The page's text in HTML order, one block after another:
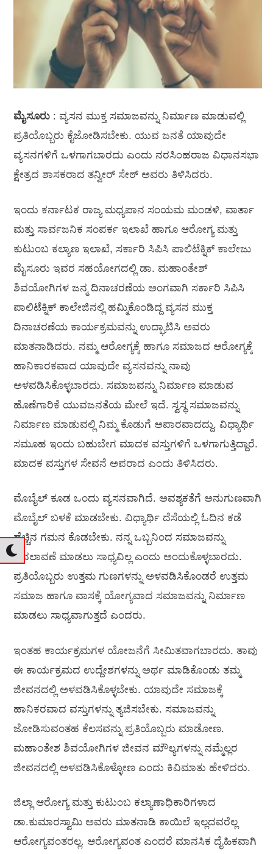
ಮೈಸೂರು : ವ್ಯಸನ ಮುಕ್ತ ಸಮಾಜವನ್ನು ನಿರ್ಮಾಣ ಮಾಡುವಲ್ಲಿ
ಪ್ರತಿಯೊಬ್ಬರು ಕೈಜೋಡಿಸಬೇಕು. ಯುವ ಜನತೆ ಯಾವುದೇ
ವ್ಯಸನಗಳಿಗೆ ಒಳಗಾಗಬಾರದು ಎಂದು ನರಸಿಂಹರಾಜ ವಿಧಾನಸಭಾ
ಕ್ಷೇತ್ರದ ಶಾಸಕರಾದ ತನ್ವೀರ್ ಸೇಠ್ ಅವರು ತಿಳಿಸಿದರು.
ಇಂದು ಕರ್ನಾಟಕ ರಾಜ್ಯ ಮಧ್ಯಪಾನ ಸಂಯಮ ಮಂಡಳಿ, ವಾರ್ತಾ
ಮತ್ತು ಸಾರ್ವಜನಿಕ ಸಂಪರ್ಕ ಇಲಾಖೆ ಹಾಗೂ ಆರೋಗ್ಯ ಮತ್ತು
ಕುಟುಂಬ ಕಲ್ಯಾಣ ಇಲಾಖೆ, ಸರ್ಕಾರಿ ಸಿಪಿಸಿ ಪಾಲಿಟೆಕ್ನಿಕ್ ಕಾಲೇಜು
ಮೈಸೂರು ಇವರ ಸಹಯೋಗದಲ್ಲಿ ಡಾ. ಮಹಾಂತೇಶ್
ಶಿವಯೋಗಿಗಳ ಜನ್ಮ ದಿನಾಚರಣೆಯ ಅಂಗವಾಗಿ ಸರ್ಕಾರಿ ಸಿಪಿಸಿ
ಪಾಲಿಟೆಕ್ನಿಕ್ ಕಾಲೇಜಿನಲ್ಲಿ ಹಮ್ಮಿಕೊಂಡಿದ್ದ ವ್ಯಸನ ಮುಕ್ತ
ದಿನಾಚರಣೆಯ ಕಾರ್ಯಕ್ರಮವನ್ನು ಉದ್ಘಾಟಿಸಿ ಅವರು
ಮಾತನಾಡಿದರು. ನಮ್ಮ ಆರೋಗ್ಯಕ್ಕೆ ಹಾಗೂ ಸಮಾಜದ ಆರೋಗ್ಯಕ್ಕೆ
ಹಾನಿಕಾರಕವಾದ ಯಾವುದೇ ವ್ಯಸನವನ್ನು ನಾವು
ಅಳವಡಿಸಿಕೊಳ್ಳಬಾರದು. ಸಮಾಜವನ್ನು ನಿರ್ಮಾಣ ಮಾಡುವ
ಹೊಣೆಗಾರಿಕೆ ಯುವಜನತೆಯ ಮೇಲೆ ಇದೆ. ಸ್ವಸ್ಥ ಸಮಾಜವನ್ನು
ನಿರ್ಮಾಣ ಮಾಡುವಲ್ಲಿ ನಿಮ್ಮ ಕೊಡುಗೆ ಅಪಾರವಾದದ್ದು. ವಿಧ್ಯಾರ್ಥಿ
ಸಮೂಹ ಇಂದು ಬಹುಬೇಗ ಮಾದಕ ವಸ್ತುಗಳಿಗೆ ಒಳಗಾಗುತ್ತಿದ್ದಾರೆ.
ಮಾದಕ ವಸ್ತುಗಳ ಸೇವನೆ ಅಪರಾದ ಎಂದು ತಿಳಿಸಿದರು.
ಮೊಬೈಲ್ ಕೂಡ ಒಂದು ವ್ಯಸನವಾಗಿದೆ. ಅವಶ್ಯಕತೆಗೆ ಅನುಗುಣವಾಗಿ
ಮೊಬೈಲ್ ಬಳಕೆ ಮಾಡಬೇಕು. ವಿಧ್ಯಾರ್ಥಿ ದೆಸೆಯಲ್ಲಿ ಓದಿನ ಕಡೆ
ಹೆಚ್ಚಿನ ಗಮನ ಕೊಡಬೇಕು. ನನ್ನ ಒಬ್ಬನಿಂದ ಸಮಾಜವನ್ನು
ಬದಲಾವಣೆ ಮಾಡಲು ಸಾಧ್ಯವಿಲ್ಲ ಎಂದು ಅಂದುಕೊಳ್ಳಬಾರದು.
ಪ್ರತಿಯೊಬ್ಬರು ಉತ್ತಮ ಗುಣಗಳನ್ನು ಅಳವಡಿಸಿಕೊಂಡರೆ ಉತ್ತಮ
ಸಮಾಜ ಹಾಗೂ ವಾಸಕ್ಕೆ ಯೋಗ್ಯವಾದ ಸಮಾಜವನ್ನು ನಿರ್ಮಾಣ
ಮಾಡಲು ಸಾಧ್ಯವಾಗುತ್ತದೆ ಎಂದರು.
ಇಂತಹ ಕಾರ್ಯಕ್ರಮಗಳ ಯೋಜನೆಗೆ ಸೀಮಿತವಾಗಬಾರದು. ತಾವು
ಈ ಕಾರ್ಯಕ್ರಮದ ಉದ್ದೇಶಗಳನ್ನು ಅರ್ಥ ಮಾಡಿಕೊಂಡು ತಮ್ಮ
ಜೀವನದಲ್ಲಿ ಅಳವಡಿಸಿಕೊಳ್ಳಬೇಕು. ಯಾವುದೇ ಸಮಾಜಕ್ಕೆ
ಹಾನಿಕರವಾದ ವಸ್ತುಗಳನ್ನು ತ್ಯಜಿಸಬೇಕು. ಸಮಾಜವನ್ನು
ಜೋಡಿಸುವಂತಹ ಕೆಲಸವನ್ನು ಪ್ರತಿಯೊಬ್ಬರು ಮಾಡೋಣ.
ಮಹಾಂತೇಶ ಶಿವಯೋಗಿಗಳ ಜೀವನ ಮೌಲ್ಯಗಳನ್ನು ನಮ್ಮೆಲ್ಲರ
ಜೀವನದಲ್ಲಿ ಅಳವಡಿಸಿಕೊಳ್ಳೋಣ ಎಂದು ಕಿವಿಮಾತು ಹೇಳಿದರು.
ಜಿಲ್ಲಾ ಆರೋಗ್ಯ ಮತ್ತು ಕುಟುಂಬ ಕಲ್ಯಾಣಾಧಿಕಾರಿಗಳಾದ
ಡಾ.ಕುಮಾರಸ್ವಾಮಿ ಅವರು ಮಾತನಾಡಿ ಕಾಯಿಲೆ ಇಲ್ಲದವರೆಲ್ಲ
ಆರೋಗ್ಯವಂತರಲ್ಲ. ಆರೋಗ್ಯವಂತ ಎಂದರೆ ಮಾನಸಿಕ ದೈಹಿಕವಾಗಿ